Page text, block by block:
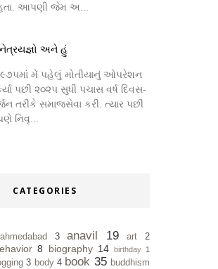
આપણી જેમ અ...
નેત્રયજ્ઞો અને હું
મેં પહેલું મોતીયાનું ઓપરેશન
પછી ૨૦૨૫ સુધી પચાસ વર્ષ દિવસ-
તરીકે સમાજસેવા કરી. ત્યાર પછી
નિવૃ...
CATEGORIES
ahmedabad 3 anavil 19 art
2
8 biography 14 birthday 1
3 body 4 book 35 buddhism